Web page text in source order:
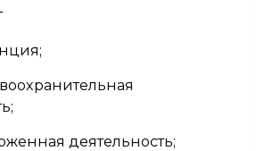
деятельность;